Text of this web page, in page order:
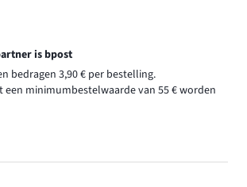
is bpost
bedragen 3,90 € per bestelling.
een minimumbestelwaarde van 55 € worden